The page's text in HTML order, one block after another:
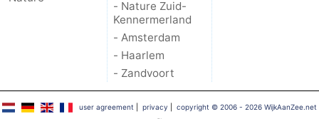
- Nature Zuid-
Kennermerland
- Amsterdam
- Haarlem
- Zandvoort
user agreement |privacy |copyright © 2006 - 2026 WijkAanZee.net